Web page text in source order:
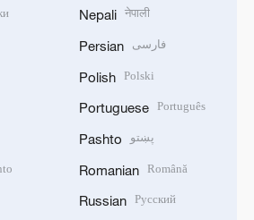
Nepali नेपाली
Persian فارسی
Polish Polski
Portuguese Português
Pashto پښتو
Romanian Română
Russian Русский